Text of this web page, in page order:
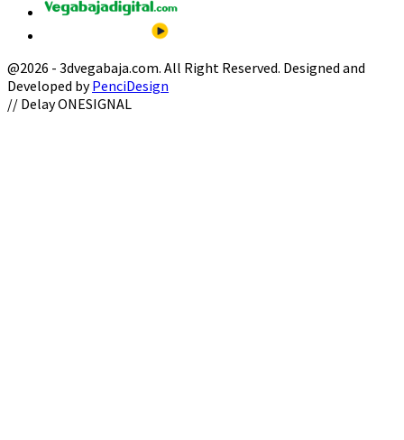
@2026 - 3dvegabaja.com. All Right Reserved. Designed and
Developed byPenciDesign
Facebook
Twitter
Instagram
Youtube
Email
// Delay ONESIGNAL